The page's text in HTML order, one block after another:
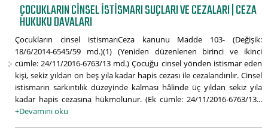
ÇOCUKLARIN CINSEL ISTISMARI SUÇLARI VE CEZALARI | CEZA
HUKUKU DAVALARI
Çocukların cinsel istismarıCeza kanunu Madde 103- (Değişik:
18/6/2014-6545/59 md.)(1) (Yeniden düzenlenen birinci ve ikinci
cümle: 24/11/2016-6763/13 md.) Çocuğu cinsel yönden istismar eden
kişi, sekiz yıldan on beş yıla kadar hapis cezası ile cezalandırılır. Cinsel
istismarın sarkıntılık düzeyinde kalması hâlinde üç yıldan sekiz yıla
kadar hapis cezasına hükmolunur. (Ek cümle: 24/11/2016-6763/13...
+Devamını oku